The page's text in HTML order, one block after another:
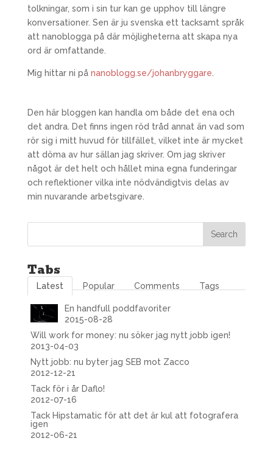
tolkningar, som i sin tur kan ge upphov till längre
konversationer. Sen är ju svenska ett tacksamt språk
att nanoblogga på där möjligheterna att skapa nya
ord är omfattande.
Mig hittar ni på nanoblogg.se/johanbryggare
Den här bloggen kan handla om både det ena och
det andra. Det finns ingen röd tråd annat än vad som
rör sig i mitt huvud för tillfället, vilket inte är mycket
att döma av hur sällan jag skriver. Om jag skriver
något är det helt och hållet mina egna funderingar
och reflektioner vilka inte nödvändigtvis delas av
min nuvarande arbetsgivare.
Tabs
Latest Popular Comments Tags
En handfull poddfavoriter
2015-08-28
Will work for money: nu söker jag nytt jobb igen!
2013-04-03
Nytt jobb: nu byter jag SEB mot Zacco
2012-12-21
Tack för i år Daflo!
2012-07-16
Tack Hipstamatic för att det är kul att fotografera
igen
2012-06-21